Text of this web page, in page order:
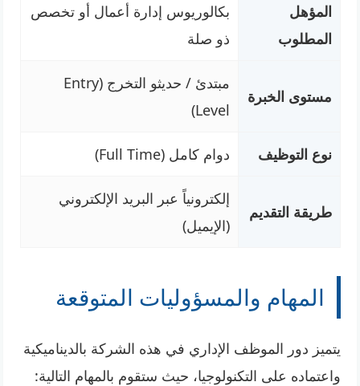
المؤهل
المطلوب
بكالوريوس إدارة أعمال أو تخصص
ذو صلة
مستوى الخبرة
مبتدئ / حديثو التخرج (Entry
Level)
نوع التوظيف دوام كامل (Full Time)
طريقة التقديم
إلكترونياً عبر البريد الإلكتروني
(الإيميل)
المهام والمسؤوليات المتوقعة
يتميز دور الموظف الإداري في هذه الشركة بالديناميكية
واعتماده على التكنولوجيا، حيث ستقوم بالمهام التالية: